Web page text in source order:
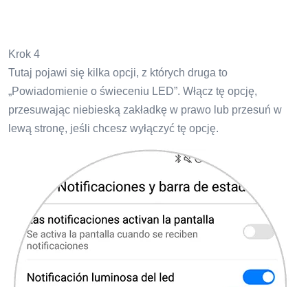
Krok 4
Tutaj pojawi się kilka opcji, z których druga to
„Powiadomienie o świeceniu LED”. Włącz tę opcję,
przesuwając niebieską zakładkę w prawo lub przesuń w
lewą stronę, jeśli chcesz wyłączyć tę opcję.